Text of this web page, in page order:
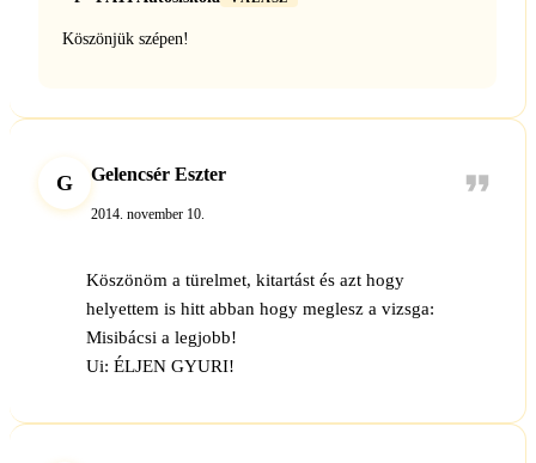
Köszönjük szépen!
G Gelencsér Eszter
2014. november 10.
Köszönöm a türelmet, kitartást és azt hogy
helyettem is hitt abban hogy meglesz a vizsga:
Misibácsi a legjobb!
Ui: ÉLJEN GYURI!